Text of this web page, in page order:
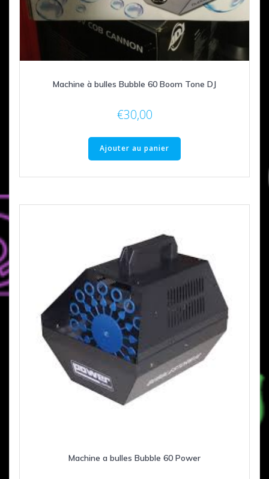
Machine à bulles Bubble 60 Boom Tone DJ
€30,00
Ajouter au panier
Machine a bulles Bubble 60 Power